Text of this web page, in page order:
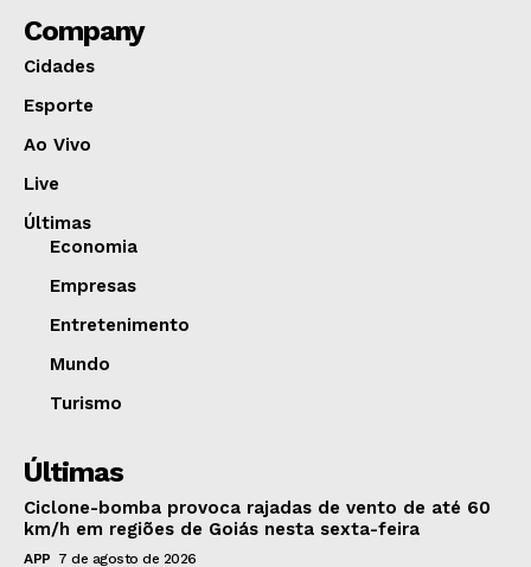
Company
Cidades
Esporte
Ao Vivo
Live
Últimas
Economia
Empresas
Entretenimento
Mundo
Turismo
Últimas
Ciclone-bomba provoca rajadas de vento de até 60
km/h em regiões de Goiás nesta sexta-feira
APP 7 de agosto de 2026